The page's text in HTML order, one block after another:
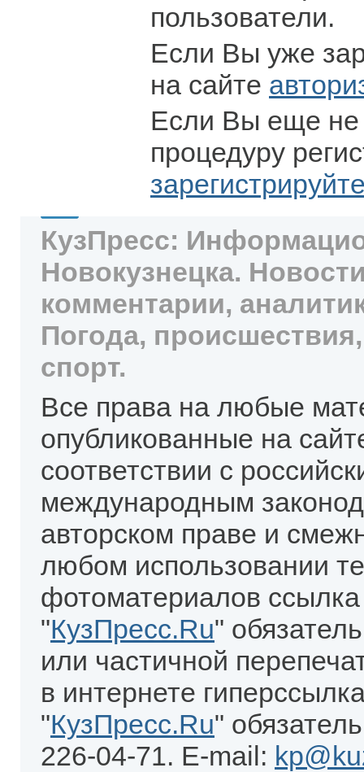
пользователи.
Если Вы уже
на сайте
Если Вы еще не
процедуру
КузПресс:
Новокузнецка.
комментарии,
Погода,
спорт.
Все права на любые
опубликованные на
соответствии с
международным
авторском праве и
любом использовании
фотоматериалов
"КузПресс.Ru"
или частичной
в интернете
"КузПресс.Ru"
226-04-71. E-mail: